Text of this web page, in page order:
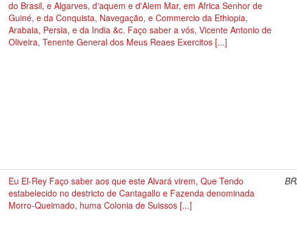
do Brasil, e Algarves, d'aquem e d'Alem Mar, em Africa Senhor de
Guiné, e da Conquista, Navegação, e Commercio da Ethiopia,
Arabaia, Persia, e da India &c. Faço saber a vós, Vicente Antonio de
Oliveira, Tenente General dos Meus Reaes Exercitos [...]
Eu El-Rey Faço saber aos que este Alvará virem, Que Tendo
estabelecido no destricto de Cantagallo e Fazenda denominada
Morro-Queimado, huma Colonia de Suissos [...]